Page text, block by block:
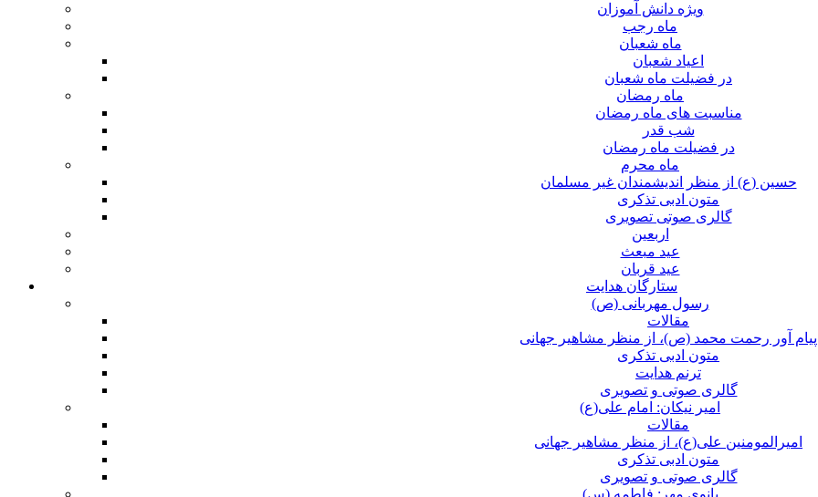
ویژه دانش آموزان
ماه رجب
ماه شعبان
اعیاد شعبان
در فضیلت ماه شعبان
ماه رمضان
مناسبت های ماه رمضان
شب قدر
در فضیلت ماه رمضان
ماه محرم
حسین (ع) از منظر اندیشمندان غیر مسلمان
متون ادبی تذکری
گالری صوتی تصویری
اربعین
عید مبعث
عید قربان
ستارگان هدایت
رسول مهربانی (ص)
مقالات
پیام آور رحمت محمد (ص)، از منظر مشاهیر جهانی
متون ادبی تذکری
ترنم هدایت
گالری صوتی و تصویری
امیر نیکان: امام علی(ع)
مقالات
امیرالمومنین علی(ع)، از منظر مشاهیر جهانی
متون ادبی تذکری
گالری صوتی و تصویری
بانوی مهر: فاطمه (س)